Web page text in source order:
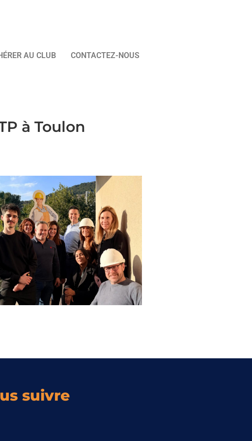
AU CLUB CONTACTEZ-NOUS
à Toulon
suivre